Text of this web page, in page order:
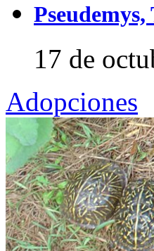
17 de
Adopciones